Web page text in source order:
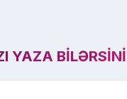
YAZA